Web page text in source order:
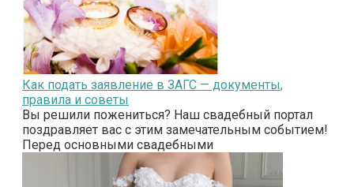
Как подать заявление в ЗАГС — документы,
правила и советы
Вы решили пожениться? Наш свадебный портал
поздравляет вас с этим замечательным событием!
Перед основными свадебными